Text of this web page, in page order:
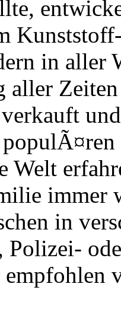
in aller
aller
Welt
immer
in
Polizei-